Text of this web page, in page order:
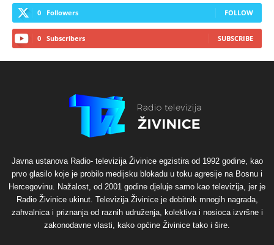
0 Followers FOLLOW
0 Subscribers SUBSCRIBE
Javna ustanova Radio- televizija Živinice egzistira od 1992 godine, kao
prvo glasilo koje je probilo medijsku blokadu u toku agresije na Bosnu i
Hercegovinu. Nažalost, od 2001 godine djeluje samo kao televizija, jer je
Radio Živinice ukinut. Televizija Živinice je dobitnik mnogih nagrada,
zahvalnica i priznanja od raznih udruženja, kolektiva i nosioca izvršne i
zakonodavne vlasti, kako općine Živinice tako i šire.